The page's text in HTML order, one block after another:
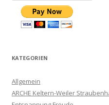
KATEGORIEN
Allgemein
ARCHE Keltern-Weiler